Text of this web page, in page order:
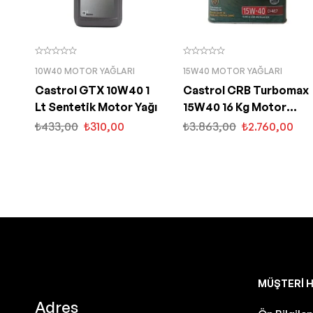
10W40 MOTOR YAĞLARI
Castrol GTX 10W40 1
Lt Sentetik Motor Yağı
₺433,00 ₺310,00
15W40 MOTOR YAĞLARI
Castrol CRB Turbomax
15W40 16 Kg Motor
Yağı
₺3.863,00 ₺2.760,00
Adres
MÜŞTERI